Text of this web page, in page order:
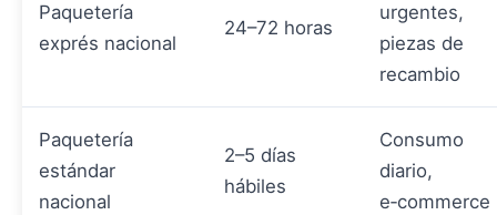
Paquetería
exprés nacional
24–72 horas
urgentes,
piezas de
recambio
Paquetería
estándar
nacional
2–5 días
hábiles
Consumo
diario,
e‑commerce